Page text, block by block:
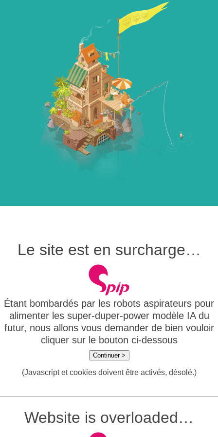
Le site est en surcharge…
Étant bombardés par les robots aspirateurs pour
alimenter les super-duper-power modèle IA du
futur, nous allons vous demander de bien vouloir
cliquer sur le bouton ci-dessous
Continuer >
(Javascript et cookies doivent être activés, désolé.)
Website is overloaded…